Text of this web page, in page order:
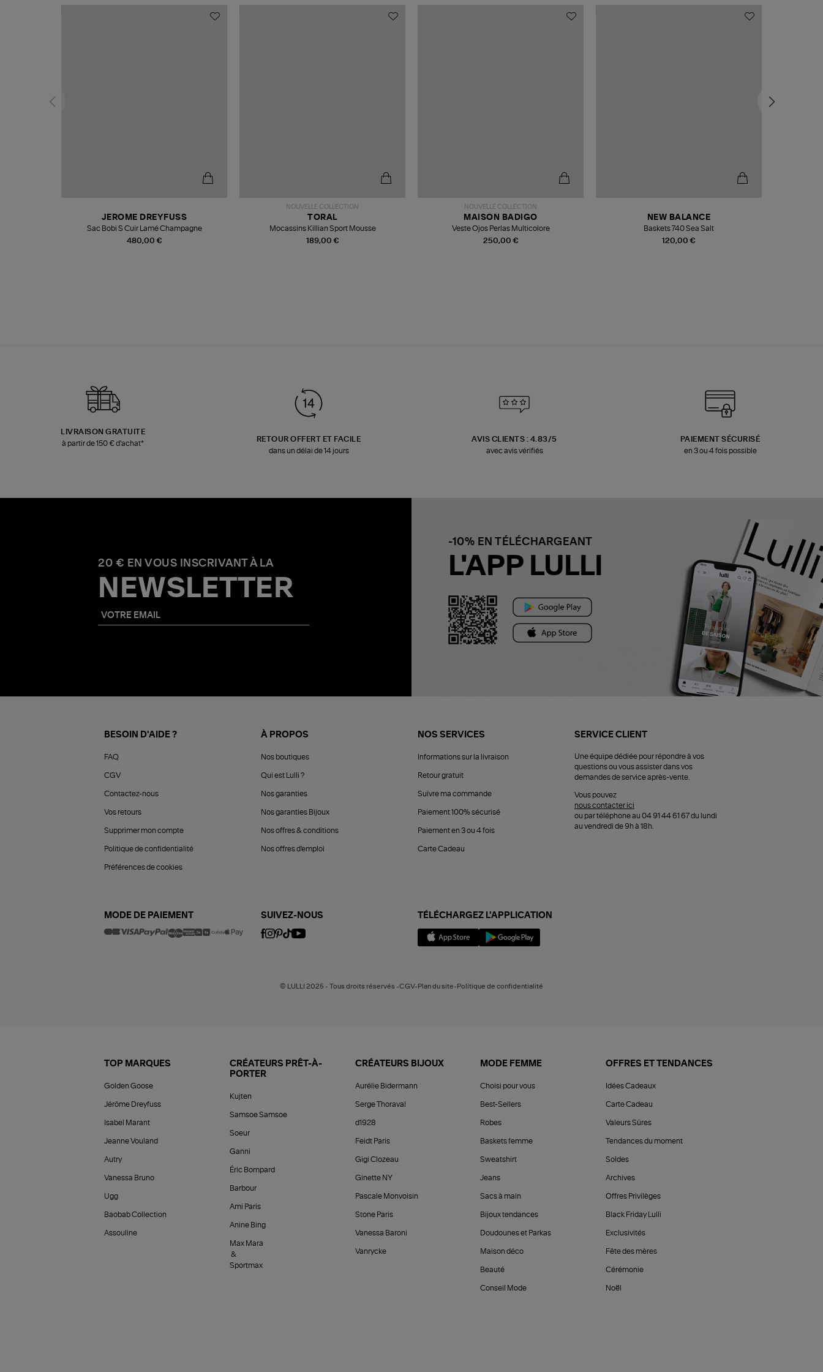
480,00 €
JEROME DREYFUSS
Sac Bobi S Cuir Lamé Champagne
NOUVELLE COLLECTION
189,00 €
TORAL
Mocassins Killian Sport Mousse
NOUVELLE COLLECTION
250,00 €
MAISON BADIGO
Veste Ojos Perlas Multicolore
120,00 €
NEW BALANCE
Baskets 740 Sea Salt
LIVRAISON GRATUITE
à partir de 150 € d'achat*
RETOUR OFFERT ET FACILE
dans un délai de 14 jours
AVIS CLIENTS : 4.83/5
avec avis vérifiés
PAIEMENT SÉCURISÉ
en 3 ou 4 fois possible
20 € EN VOUS INSCRIVANT À LA
NEWSLETTER
-10% EN TÉLÉCHARGEANT
L'APP LULLI
BESOIN D'AIDE ?
FAQ
CGV
Contactez-nous
Vos retours
Supprimer mon compte
Politique de confidentialité
Préférences de cookies
À PROPOS
Nos boutiques
Qui est Lulli ?
Nos garanties
Nos garanties Bijoux
Nos offres & conditions
Nos offres d'emploi
NOS SERVICES
Informations sur la livraison
Retour gratuit
Suivre ma commande
Paiement 100% sécurisé
Paiement en 3 ou 4 fois
Carte Cadeau
SERVICE CLIENT
Une équipe dédiée pour répondre à vos
questions ou vous assister dans vos
demandes de service après-vente.
Vous pouvez
nous contacter ici
ou par téléphone au 04 91 44 61 67 du lundi
au vendredi de 9h à 18h.
MODE DE PAIEMENT SUIVEZ-NOUS TÉLÉCHARGEZ L'APPLICATION
© LULLI 2025 - Tous droits réservés -CGV-Plan du site-Politique de confidentialité
TOP MARQUES
Golden Goose
Jérôme Dreyfuss
Isabel Marant
Jeanne Vouland
Autry
Vanessa Bruno
Ugg
Baobab Collection
Assouline
CRÉATEURS PRÊT-À-
PORTER
Kujten
Samsoe Samsoe
Soeur
Ganni
Éric Bompard
Barbour
Ami Paris
Anine Bing
Max Mara
&
Sportmax
CRÉATEURS BIJOUX
Aurélie Bidermann
Serge Thoraval
d1928
Feidt Paris
Gigi Clozeau
Ginette NY
Pascale Monvoisin
Stone Paris
Vanessa Baroni
Vanrycke
MODE FEMME
Choisi pour vous
Best-Sellers
Robes
Baskets femme
Sweatshirt
Jeans
Sacs à main
Bijoux tendances
Doudounes et Parkas
Maison déco
Beauté
Conseil Mode
OFFRES ET TENDANCES
Idées Cadeaux
Carte Cadeau
Valeurs Sûres
Tendances du moment
Soldes
Archives
Offres Privilèges
Black Friday Lulli
Exclusivités
Fête des mères
Cérémonie
Noël